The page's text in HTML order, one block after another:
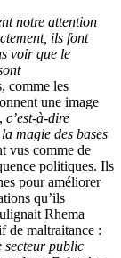
notre attention
ils font
voir que le
comme les
une image
c’est-à-dire
magie des bases
vus comme de
politiques. Ils
pour améliorer
qu’ils
Rhema
de maltraitance :
secteur public